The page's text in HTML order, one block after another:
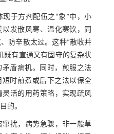
于方剂配伍之“象”中，小
发散风寒、温化寒饮，同
防辛散太过。这种“散收并
既有宣通又有固守的复杂状
矛盾病机。同时，煎服之法
时煎煮或后下之法以保全
活的用药策略，实现疏风
的。
扰，病势急骤，非一般草